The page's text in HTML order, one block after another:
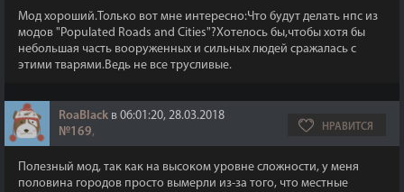
Мод хороший.Только вот мне интересно:Что будут делать нпс из
модов "Populated Roads and Cities"?Хотелось бы,чтобы хотя бы
небольшая часть вооруженных и сильных людей сражалась с
этими тварями.Ведь не все трусливые.
RoaBlack в 06:01:20, 28.03.2018
№169, НРАВИТСЯ
Полезный мод, так как на высоком уровне сложности, у меня
половина городов просто вымерли из-за того, что местные